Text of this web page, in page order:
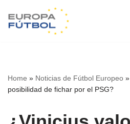
Saltar
Home » Noticias de Fútbol Europeo »
posibilidad de fichar por el PSG?